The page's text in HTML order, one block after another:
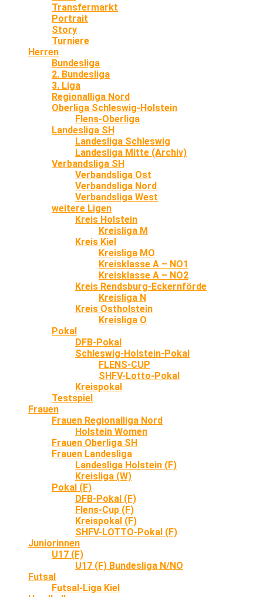
Transfermarkt
Portrait
Story
Turniere
Herren
Bundesliga
2. Bundesliga
3. Liga
Regionalliga Nord
Oberliga Schleswig-Holstein
Flens-Oberliga
Landesliga SH
Landesliga Schleswig
Landesliga Mitte (Archiv)
Verbandsliga SH
Verbandsliga Ost
Verbandsliga Nord
Verbandsliga West
weitere Ligen
Kreis Holstein
Kreisliga M
Kreis Kiel
Kreisliga MO
Kreisklasse A – NO1
Kreisklasse A – NO2
Kreis Rendsburg-Eckernförde
Kreisliga N
Kreis Ostholstein
Kreisliga O
Pokal
DFB-Pokal
Schleswig-Holstein-Pokal
FLENS-CUP
SHFV-Lotto-Pokal
Kreispokal
Testspiel
Frauen
Frauen Regionalliga Nord
Holstein Women
Frauen Oberliga SH
Frauen Landesliga
Landesliga Holstein (F)
Kreisliga (W)
Pokal (F)
DFB-Pokal (F)
Flens-Cup (F)
Kreispokal (F)
SHFV-LOTTO-Pokal (F)
Juniorinnen
U17 (F)
U17 (F) Bundesliga N/NO
Futsal
Futsal-Liga Kiel